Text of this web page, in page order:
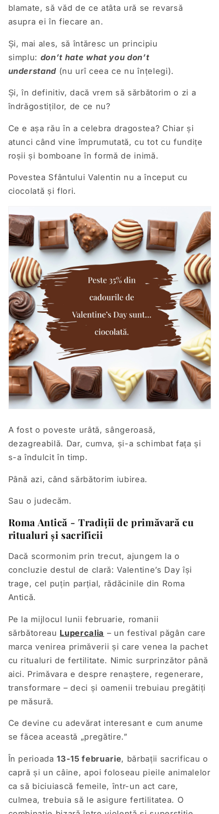
blamate, să văd de ce atâta ură se revarsă
asupra ei în fiecare an.
Și, mai ales, să întăresc un principiu
simplu: don’t hate what you don’t
understand (nu urî ceea ce nu înțelegi).
Și, în definitiv, dacă vrem să sărbătorim o zi a
îndrăgostiților, de ce nu?
Ce e așa rău în a celebra dragostea? Chiar și
atunci când vine împrumutată, cu tot cu fundițe
roșii și bomboane în formă de inimă.
Povestea Sfântului Valentin nu a început cu
ciocolată și flori.
A fost o poveste urâtă, sângeroasă,
dezagreabilă. Dar, cumva, și-a schimbat fața și
s-a îndulcit în timp.
Până azi, când sărbătorim iubirea.
Sau o judecăm.
Roma Antică - Tradiții de primăvară cu
ritualuri și sacrificii
Dacă scormonim prin trecut, ajungem la o
concluzie destul de clară: Valentine’s Day își
trage, cel puțin parțial, rădăcinile din Roma
Antică.
Pe la mijlocul lunii februarie, romanii
sărbătoreau Lupercalia – un festival păgân care
marca venirea primăverii și care venea la pachet
cu ritualuri de fertilitate. Nimic surprinzător până
aici. Primăvara e despre renaștere, regenerare,
transformare – deci și oamenii trebuiau pregătiți
pe măsură.
Ce devine cu adevărat interesant e cum anume
se făcea această „pregătire.”
În perioada 13-15 februarie, bărbații sacrificau o
capră și un câine, apoi foloseau pieile animalelor
ca să biciuiască femeile, într-un act care,
culmea, trebuia să le asigure fertilitatea. O